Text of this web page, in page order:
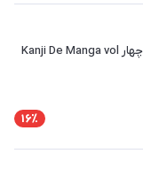
کتاب ژاپنی کانجی ده مانگا چهار Kanji De Manga vol
16٪